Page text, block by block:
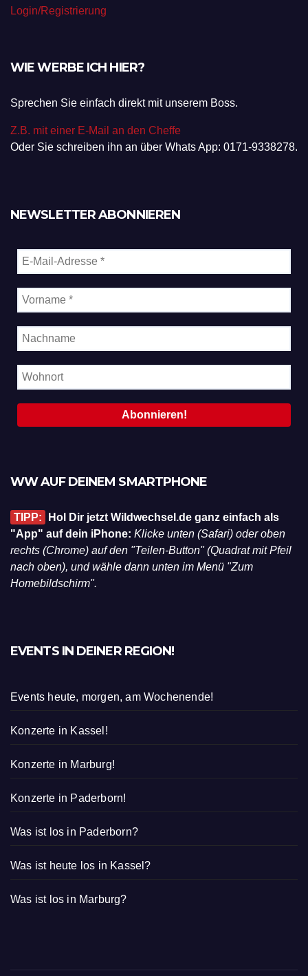
Login/Registrierung
WIE WERBE ICH HIER?
Sprechen Sie einfach direkt mit unserem Boss.
Z.B. mit einer E-Mail an den Cheffe
Oder Sie schreiben ihn an über Whats App: 0171-9338278.
NEWSLETTER ABONNIEREN
WW AUF DEINEM SMARTPHONE
TIPP:
Hol Dir jetzt Wildwechsel.de ganz einfach als
"App" auf dein iPhone: Klicke unten (Safari) oder oben
rechts (Chrome) auf den "Teilen-Button" (Quadrat mit Pfeil
nach oben), und wähle dann unten im Menü "Zum
Homebildschirm".
EVENTS IN DEINER REGION!
Events heute, morgen, am Wochenende!
Konzerte in Kassel!
Konzerte in Marburg!
Konzerte in Paderborn!
Was ist los in Paderborn?
Was ist heute los in Kassel?
Was ist los in Marburg?